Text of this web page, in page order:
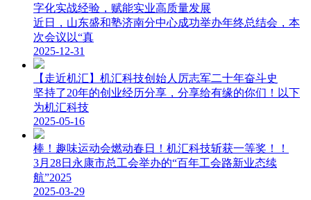
字化实战经验，赋能实业高质量发展
近日，山东盛和塾济南分中心成功举办年终总结会，本
次会议以“真
2025-12-31
【走近机汇】机汇科技创始人厉志军二十年奋斗史
坚持了20年的创业经历分享，分享给有缘的你们！以下
为机汇科技
2025-05-16
棒！趣味运动会燃动春日！机汇科技斩获一等奖！！
3月28日永康市总工会举办的“百年工会路新业态续
航”2025
2025-03-29